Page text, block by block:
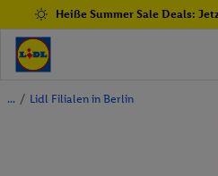
Heiße Summer Sale Deals:
/ Lidl Filialen in Berlin